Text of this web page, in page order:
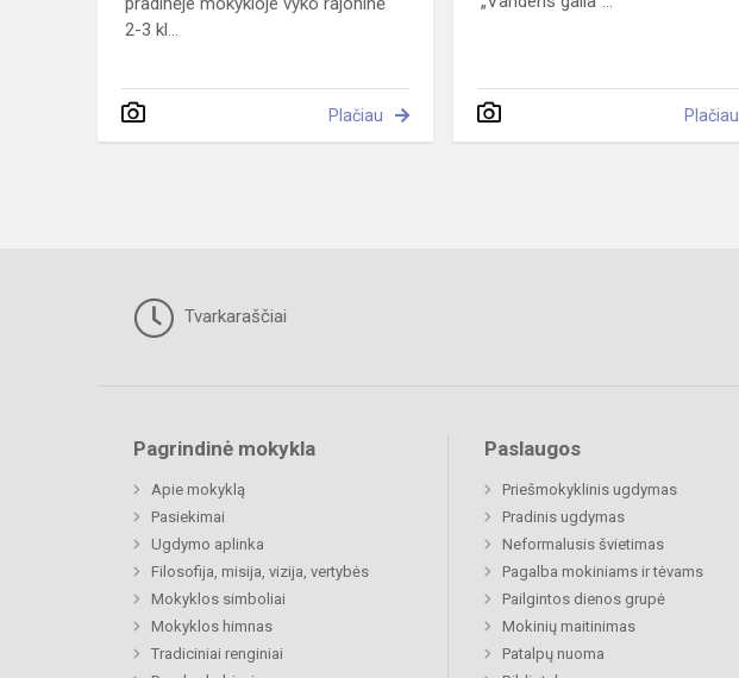
2-3 kl...
Plačiau Plačiau
Tvarkaraščiai
Pagrindinė mokykla
Apie mokyklą
Pasiekimai
Ugdymo aplinka
Filosofija, misija, vizija, vertybės
Mokyklos simboliai
Mokyklos himnas
Tradiciniai renginiai
Paslaugos
Priešmokyklinis ugdymas
Pradinis ugdymas
Neformalusis švietimas
Pagalba mokiniams ir tėvams
Pailgintos dienos grupė
Mokinių maitinimas
Patalpų nuoma